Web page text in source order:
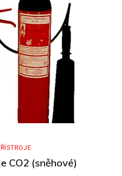
CO2 (sněhové)